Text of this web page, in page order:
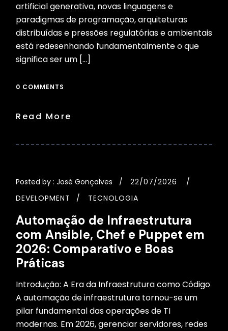
artificial generativa, novas linguagens e
paradigmas de programação, arquiteturas
distribuídas e pressões regulatórias e ambientais
está redesenhando fundamentalmente o que
significa ser um […]
0 COMMENTS
Read More
Posted by : José Gonçalves
22/07/2026
DEVELOPMENT
TECNOLOGIA
Automação de Infraestrutura
com Ansible, Chef e Puppet em
2026: Comparativo e Boas
Práticas
Introdução: A Era da Infraestrutura como Código
A automação de infraestrutura tornou-se um
pilar fundamental das operações de TI
modernas. Em 2026, gerenciar servidores, redes